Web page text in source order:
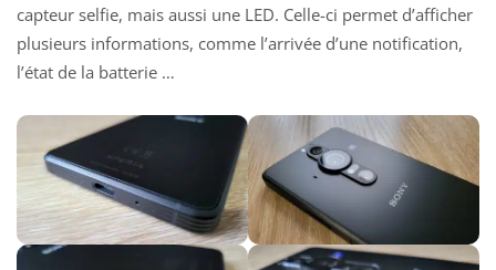
capteur selfie, mais aussi une LED. Celle-ci permet d’afficher
plusieurs informations, comme l’arrivée d’une notification,
l’état de la batterie …